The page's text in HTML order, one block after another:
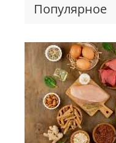
Популярное